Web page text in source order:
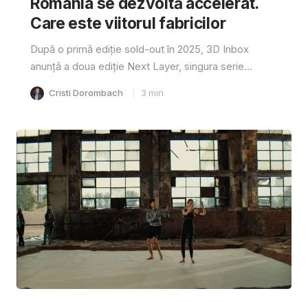
Care este viitorul fabricilor
După o primă ediție sold-out în 2025, 3D Inbox
anunță a doua ediție Next Layer, singura serie...
Cristi Dorombach 3 min